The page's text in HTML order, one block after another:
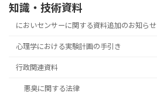
知識・技術資料
においセンサーに関する資料追加のお知らせ
心理学における実験計画の手引き
行政関連資料
悪臭に関する法律